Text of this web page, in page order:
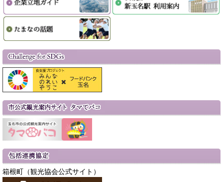
箱根町（観光協会公式サイト）